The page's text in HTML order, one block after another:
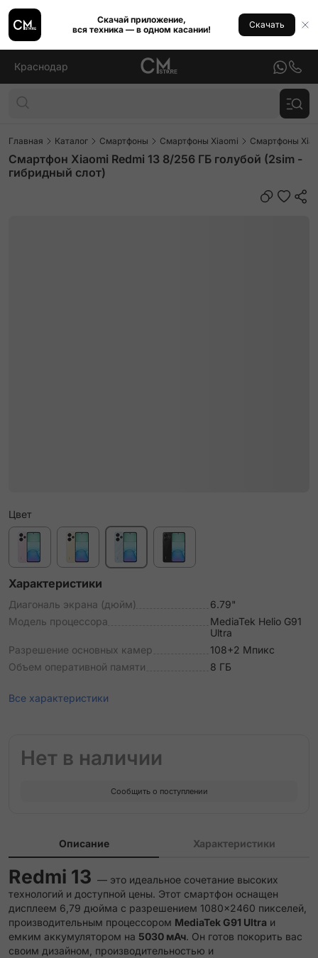
Скачай приложение,
вся техника — в одном касании!
Скачать
Краснодар
Главная Каталог Смартфоны Смартфоны Xiaomi Смартфоны
Смартфон Xiaomi Redmi 13 8/256 ГБ голубой (2sim -
гибридный слот)
Цвет
Характеристики
Диагональ экрана (дюйм)
6.79"
Модель процессора
MediaTek Helio G91
Ultra
Разрешение основных камер
108+2 Мпикс
Объем оперативной памяти
8 ГБ
Все характеристики
Нет в наличии
Сообщить о поступлении
Описание Характеристики
Redmi 13 — это идеальное сочетание высоких
технологий и доступной цены. Этот смартфон оснащен
дисплеем 6,79 дюйма с разрешением 1080×2460 пикселей,
производительным процессором MediaTek G91 Ultra и
емким аккумулятором на 5030 мАч. Он готов покорить вас
своим дизайном, производительностью и